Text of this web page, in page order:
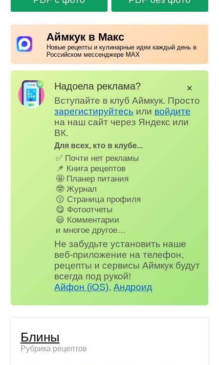
Аймкук в Макс
Новые рецепты и кулинарные идеи каждый день в
Российском мессенджере MAX
Надоела реклама?
Вступайте в клуб Аймкук. Просто
зарегистируйтесь или войдите
на наш сайт через Яндекс или
ВК.
Для всех, кто в клубе...
✅ Почти нет рекламы
📌 Книга рецептов
🤩 Планер питания
🤓 Журнал
😗 Страница профиля
😋 Фотоотчеты
😃 Комментарии
и многое другое…
Не забудьте установить наше
веб-приложение на телефон,
рецепты и сервисы Аймкук будут
всегда под рукой!
Айфон (iOS),Андроид
✕
Блины
Рубрика рецептов